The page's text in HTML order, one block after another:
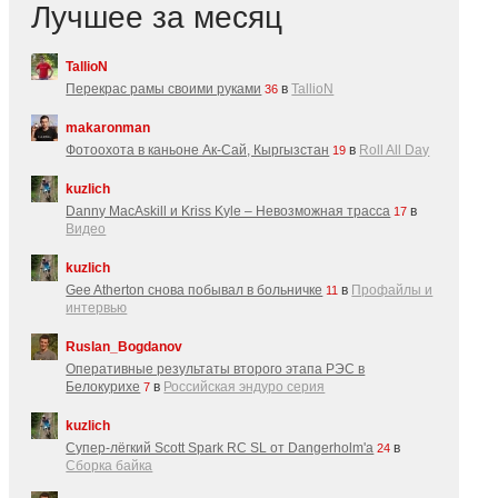
Лучшее за месяц
TallioN
Перекрас рамы своими руками 36 вTallioN
makaronman
Фотоохота в каньоне Ак-Cай, Кыргызстан 19 в Roll All Day
kuzlich
Danny MacAskill и Kriss Kyle – Невозможная трасса 17 в
Видео
kuzlich
Gee Atherton снова побывал в больничке 11 в Профайлы и
интервью
Ruslan_Bogdanov
Оперативные результаты второго этапа РЭС в
Белокурихе 7 в Российская эндуро серия
kuzlich
Супер-лёгкий Scott Spark RC SL от Dangerholm'a 24 в
Сборка байка